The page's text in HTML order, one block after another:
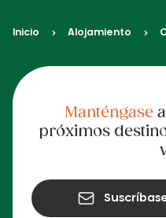
Inicio Alojamiento
Manténgase
próximos